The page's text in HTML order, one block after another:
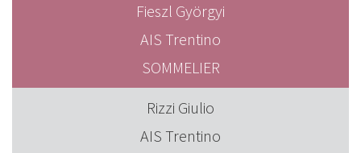
Fieszl Györgyi
AIS Trentino
SOMMELIER
Rizzi Giulio
AIS Trentino